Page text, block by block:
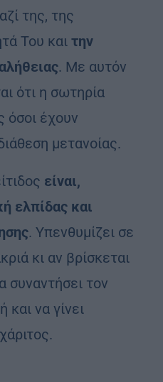
της, της
Του και την
. Με αυτόν
ότι η σωτηρία
όσοι έχουν
μετανοίας.
είναι,
ελπίδας και
. Υπενθυμίζει σε
κι αν βρίσκεται
συναντήσει τον
και να γίνει